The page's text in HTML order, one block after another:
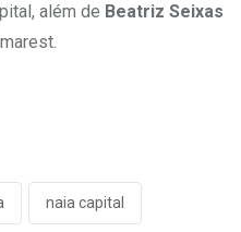
além de Beatriz Seixas
naia capital